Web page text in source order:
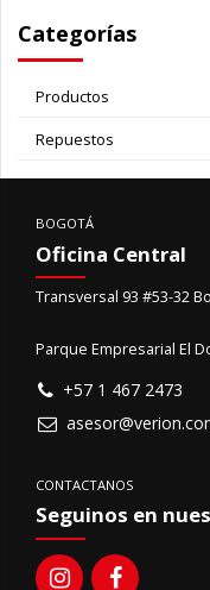
Categorías
Productos
Repuestos
BOGOTÁ
Oficina Central
Transversal 93 #53-32
Parque Empresarial El
+57 1 467 2473
CONTACTANOS
Seguinos en